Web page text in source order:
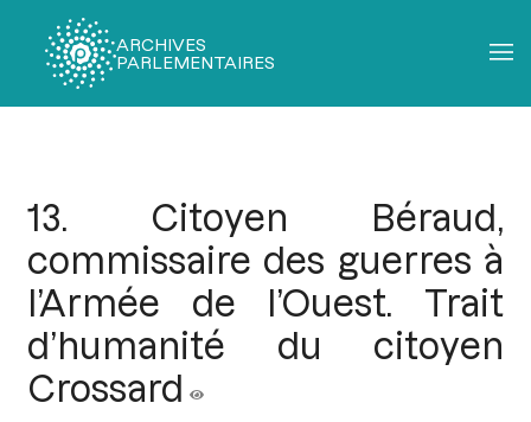
ARCHIVES
PARLEMENTAIRES
13. Citoyen Béraud,
commissaire des guerres à
l’Armée de l’Ouest. Trait
d’humanité du citoyen
Crossard